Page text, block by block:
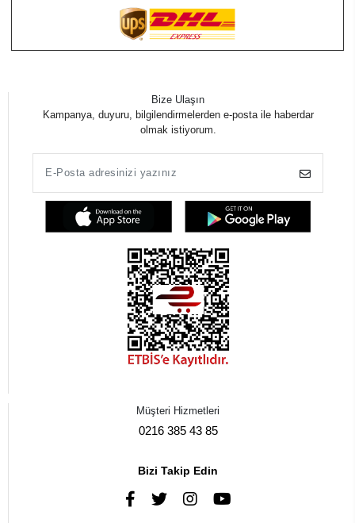
Bize Ulaşın
Kampanya, duyuru, bilgilendirmelerden e-posta ile haberdar
olmak istiyorum.
Müşteri Hizmetleri
0216 385 43 85
Bizi Takip Edin